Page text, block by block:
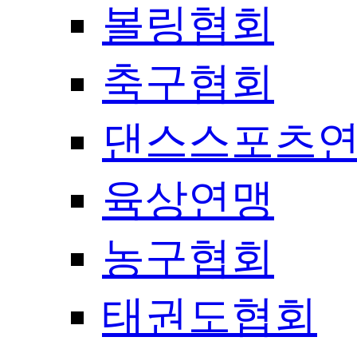
볼링협회
축구협회
댄스스포츠
육상연맹
농구협회
태권도협회